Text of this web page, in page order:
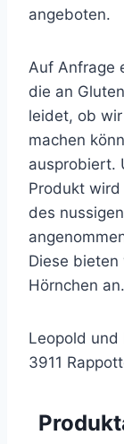
angeboten.
Auf Anfrage
die an
leidet, ob
machen
ausprobiert.
Produkt
des
Diese bieten
Hörnchen an.
Leopold und
3911